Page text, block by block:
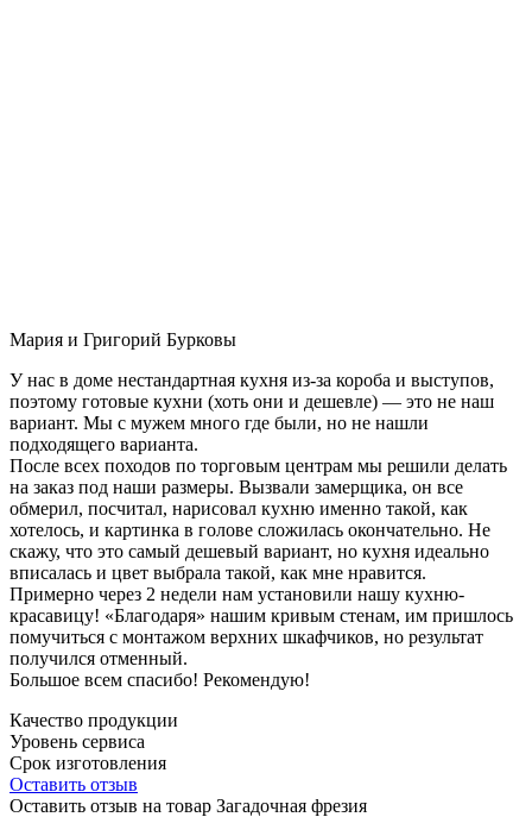
Мария и Григорий Бурковы
У нас в доме нестандартная кухня из-за короба и выступов,
поэтому готовые кухни (хоть они и дешевле) — это не наш
вариант. Мы с мужем много где были, но не нашли
подходящего варианта.
После всех походов по торговым центрам мы решили делать
на заказ под наши размеры. Вызвали замерщика, он все
обмерил, посчитал, нарисовал кухню именно такой, как
хотелось, и картинка в голове сложилась окончательно. Не
скажу, что это самый дешевый вариант, но кухня идеально
вписалась и цвет выбрала такой, как мне нравится.
Примерно через 2 недели нам установили нашу кухню-
красавицу! «Благодаря» нашим кривым стенам, им пришлось
помучиться с монтажом верхних шкафчиков, но результат
получился отменный.
Большое всем спасибо! Рекомендую!
Качество продукции
Уровень сервиса
Срок изготовления
Оставить отзыв
Оставить отзыв на товар Загадочная фрезия